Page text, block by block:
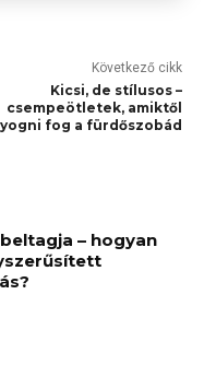
Következő cikk
Kicsi, de stílusos –
csempeötletek, amiktől
fog a fürdőszobád
– hogyan